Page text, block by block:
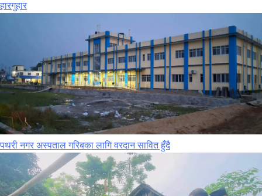
हारगुहार
पथरी नगर अस्पताल गरिबका लागि वरदान सावित हुँदै